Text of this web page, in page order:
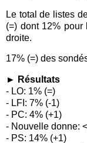
Le total de listes
(=) dont 12% pour
droite.
17% (=) des
► Résultats
- LO: 1% (=)
- LFI: 7% (-1)
- PC: 4% (+1)
- Nouvelle donne:
- PS: 14% (+1)